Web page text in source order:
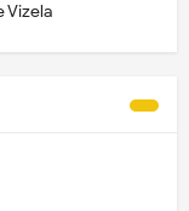
Vizela